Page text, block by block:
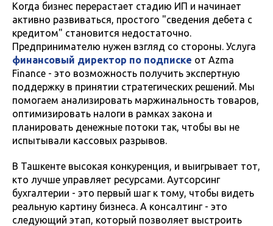
Когда бизнес перерастает стадию ИП и начинает
активно развиваться, простого "сведения дебета с
кредитом" становится недостаточно.
Предпринимателю нужен взгляд со стороны. Услуга
финансовый директор по подписке от Azma
Finance - это возможность получить экспертную
поддержку в принятии стратегических решений. Мы
помогаем анализировать маржинальность товаров,
оптимизировать налоги в рамках закона и
планировать денежные потоки так, чтобы вы не
испытывали кассовых разрывов.
В Ташкенте высокая конкуренция, и выигрывает тот,
кто лучше управляет ресурсами. Аутсорсинг
бухгалтерии - это первый шаг к тому, чтобы видеть
реальную картину бизнеса. А консалтинг - это
следующий этап, который позволяет выстроить